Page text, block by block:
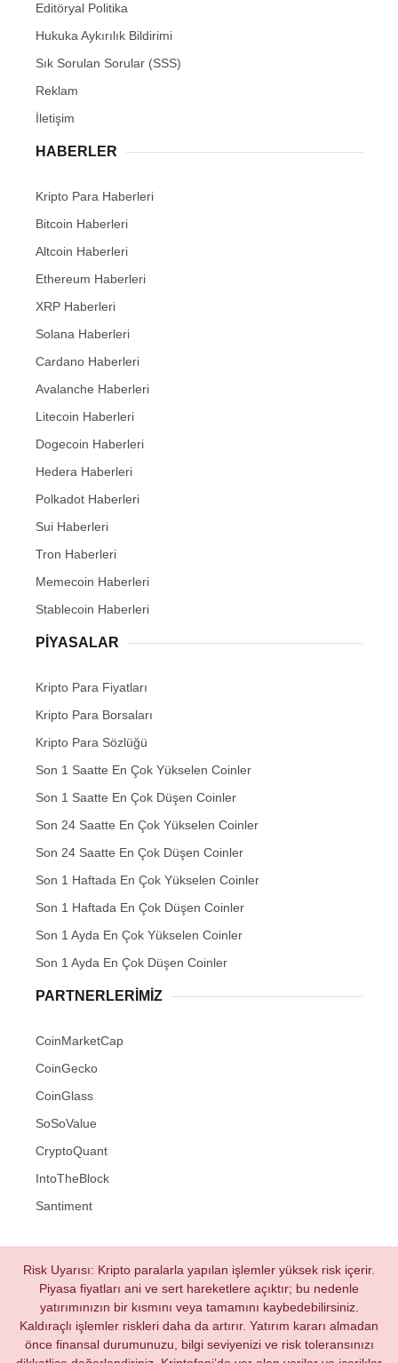
Editöryal Politika
Hukuka Aykırılık Bildirimi
Sık Sorulan Sorular (SSS)
Reklam
İletişim
HABERLER
Kripto Para Haberleri
Bitcoin Haberleri
Altcoin Haberleri
Ethereum Haberleri
XRP Haberleri
Solana Haberleri
Cardano Haberleri
Avalanche Haberleri
Litecoin Haberleri
Dogecoin Haberleri
Hedera Haberleri
Polkadot Haberleri
Sui Haberleri
Tron Haberleri
Memecoin Haberleri
Stablecoin Haberleri
PIYASALAR
Kripto Para Fiyatları
Kripto Para Borsaları
Kripto Para Sözlüğü
Son 1 Saatte En Çok Yükselen Coinler
Son 1 Saatte En Çok Düşen Coinler
Son 24 Saatte En Çok Yükselen Coinler
Son 24 Saatte En Çok Düşen Coinler
Son 1 Haftada En Çok Yükselen Coinler
Son 1 Haftada En Çok Düşen Coinler
Son 1 Ayda En Çok Yükselen Coinler
Son 1 Ayda En Çok Düşen Coinler
PARTNERLERIMIZ
CoinMarketCap
CoinGecko
CoinGlass
SoSoValue
CryptoQuant
IntoTheBlock
Santiment
Risk Uyarısı: Kripto paralarla yapılan işlemler yüksek risk içerir.
Piyasa fiyatları ani ve sert hareketlere açıktır; bu nedenle
yatırımınızın bir kısmını veya tamamını kaybedebilirsiniz.
Kaldıraçlı işlemler riskleri daha da artırır. Yatırım kararı almadan
önce finansal durumunuzu, bilgi seviyenizi ve risk toleransınızı